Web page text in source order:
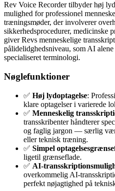
Rev Voice Recorder tilbyder høj
mulighed for professionel
træningsmøder, der involverer
sikkerhedsprocedurer, medicinske
giver Revs menneskelige
pålidelidghedsniveau, som AI
specialiseret terminologi.
Nøglefunktioner
✅ Høj lydoptagelse:
klare optagelser i varierede
✅ Menneskelig
transskribenter håndterer
og faglig jargon — særlig
eller teknisk træning.
✅ Simpel
ligetil grænseflade.
✅ AI-
overkommelig AI-
perfekt nøjagtighed på